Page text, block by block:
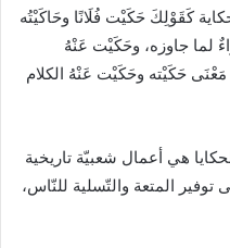
كَقَوْلِكَ حَكَيْت فُلَانًا وحَاكَيْتُه
لما جاوزه، وحَكَيْت عَنْهُ
حَكَيْته وحَكَيْت عَنْهُ الكلام
هي أعمال شعبيّة تاريخية
توفير المتعة والتّسلية للنّاس،